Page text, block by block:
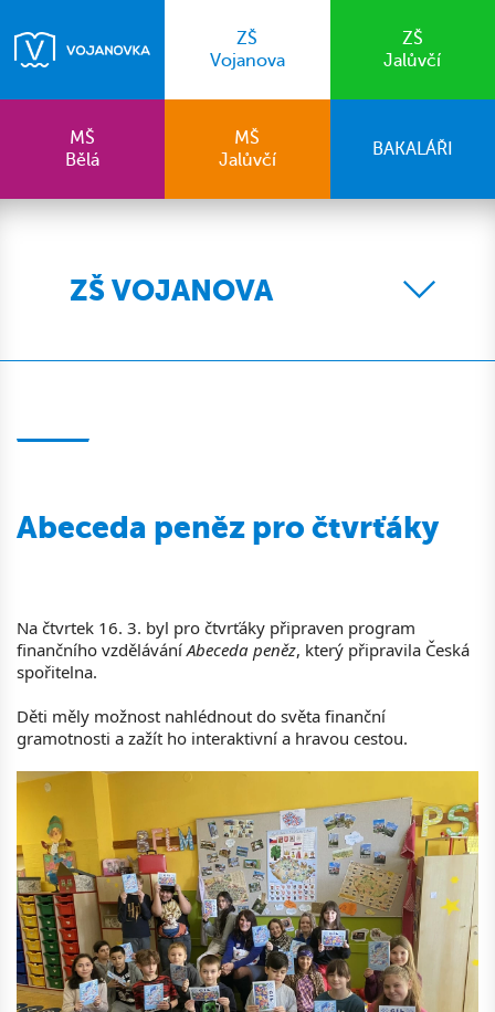
ZŠ
Vojanova
ZŠ
Jalůvčí
MŠ
Bělá
MŠ
Jalůvčí
BAKALÁŘI
ZŠ VOJANOVA
Abeceda peněz pro čtvrťáky
Na čtvrtek 16. 3. byl pro čtvrťáky připraven program
finančního vzděláváníAbeceda peněz, který připravila Česká
spořitelna.
Děti měly možnost nahlédnout do světa finanční
gramotnosti a zažít ho interaktivní a hravou cestou.